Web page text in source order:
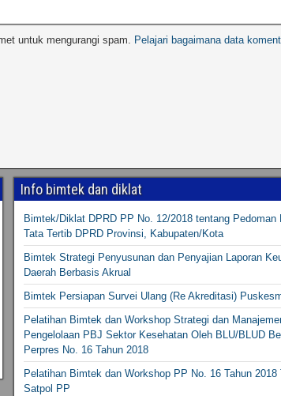
untuk mengurangi spam. Pelajari bagaimana data
Info bimtek dan diklat
Bimtek/Diklat DPRD PP No. 12/2018 tentang Pedoman
Tata Tertib DPRD Provinsi, Kabupaten/Kota
Bimtek Strategi Penyusunan dan Penyajian Laporan
Daerah Berbasis Akrual
Bimtek Persiapan Survei Ulang (Re Akreditasi)
Pelatihan Bimtek dan Workshop Strategi dan
Pengelolaan PBJ Sektor Kesehatan Oleh BLU/BLUD
Perpres No. 16 Tahun 2018
Pelatihan Bimtek dan Workshop PP No. 16 Tahun 2018
Satpol PP